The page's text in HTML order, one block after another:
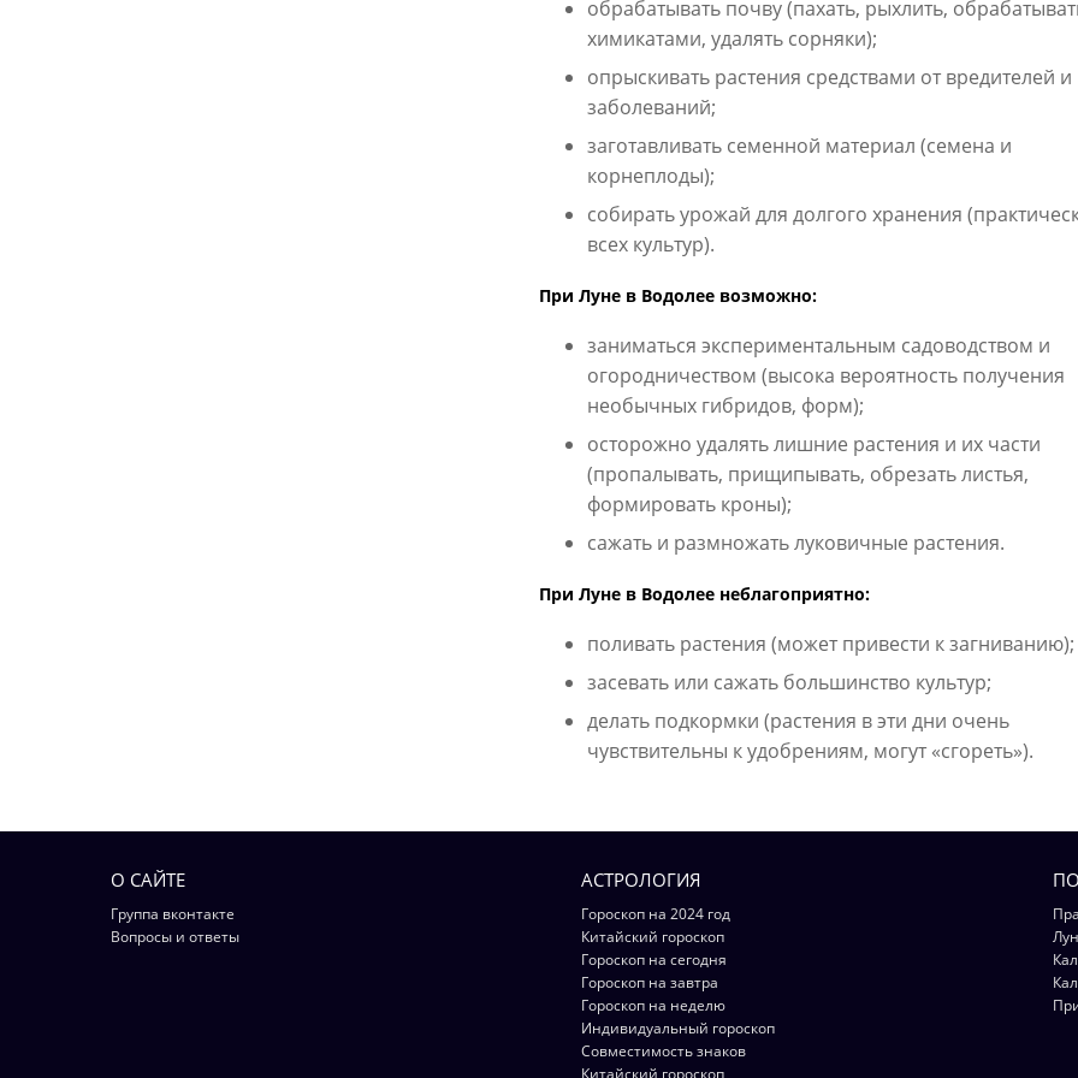
обрабатывать почву (пахать, рыхлить,
химикатами, удалять сорняки);
опрыскивать растения средствами от вредителей и
заболеваний;
заготавливать семенной материал (семена и
корнеплоды);
собирать урожай для долгого хранения
всех культур).
При Луне в Водолее возможно:
заниматься экспериментальным садоводством и
огородничеством (высока вероятность получения
необычных гибридов, форм);
осторожно удалять лишние растения и их части
(пропалывать, прищипывать, обрезать листья,
формировать кроны);
сажать и размножать луковичные растения.
При Луне в Водолее неблагоприятно:
поливать растения (может привести к загниванию);
засевать или сажать большинство культур;
делать подкормки (растения в эти дни очень
чувствительны к удобрениям, могут «сгореть»).
О САЙТЕ
Группа вконтакте
Вопросы и ответы
АСТРОЛОГИЯ
Гороскоп на 2024 год
Китайский гороскоп
Гороскоп на сегодня
Гороскоп на завтра
Гороскоп на неделю
Индивидуальный гороскоп
Совместимость знаков
Китайский гороскоп